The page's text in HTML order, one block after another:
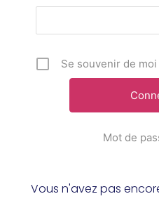
Se souvenir de moi
Mot de
Vous n'avez pas